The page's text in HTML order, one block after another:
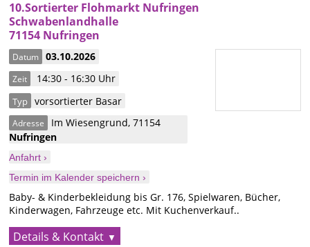
10.Sortierter Flohmarkt Nufringen
Schwabenlandhalle
71154 Nufringen
Datum 03.10.2026
Zeit 14:30 - 16:30 Uhr
Typ vorsortierter Basar
Adresse Im Wiesengrund,71154
Nufringen
Anfahrt ›
Termin im Kalender speichern ›
Baby- & Kinderbekleidung bis Gr. 176, Spielwaren, Bücher,
Kinderwagen, Fahrzeuge etc. Mit Kuchenverkauf..
Details & Kontakt